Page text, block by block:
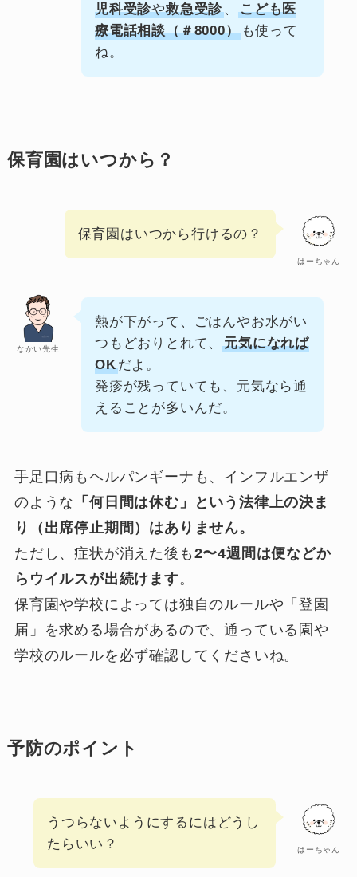
児科受診や救急受診、こども医
療電話相談（＃8000）も使って
ね。
保育園はいつから？
はーちゃん
保育園はいつから行けるの？
なかい先生
熱が下がって、ごはんやお水がい
つもどおりとれて、元気になれば
OKだよ。
発疹が残っていても、元気なら通
えることが多いんだ。
手足口病もヘルパンギーナも、インフルエンザ
のような 「何日間は休む」という法律上の決ま
り（出席停止期間）はありません。
ただし、症状が消えた後も 2〜4週間は便などか
らウイルスが出続けます。
保育園や学校によっては独自のルールや「登園
届」を求める場合があるので、通っている園や
学校のルールを必ず確認してくださいね。
予防のポイント
はーちゃん
うつらないようにするにはどうし
たらいい？